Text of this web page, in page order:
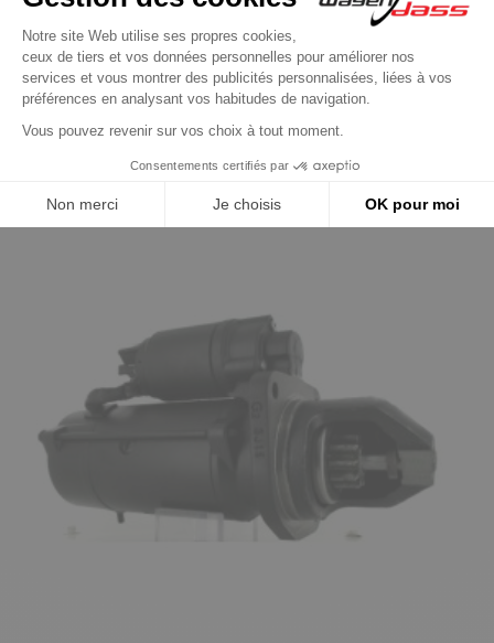
16 autres produits dans la même
catégorie :
Précédent
Suivant